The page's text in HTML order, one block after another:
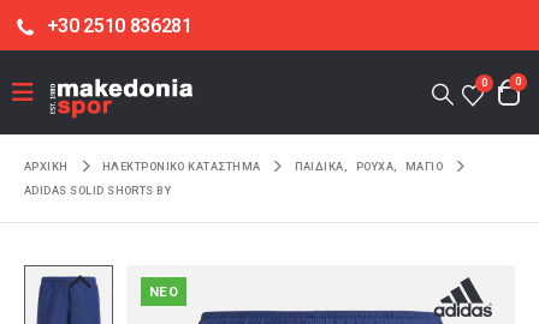
+30 2510 836281
0 0
ΑΡΧΙΚΉ ΗΛΕΚΤΡΟΝΙΚΌ ΚΑΤΆΣΤΗΜΑ ΠΑΙΔΙΚΑ ΡΟΥΧΑ
ΜΑΓΙΟ
ADIDAS SOLID SHORTS BY
NEO